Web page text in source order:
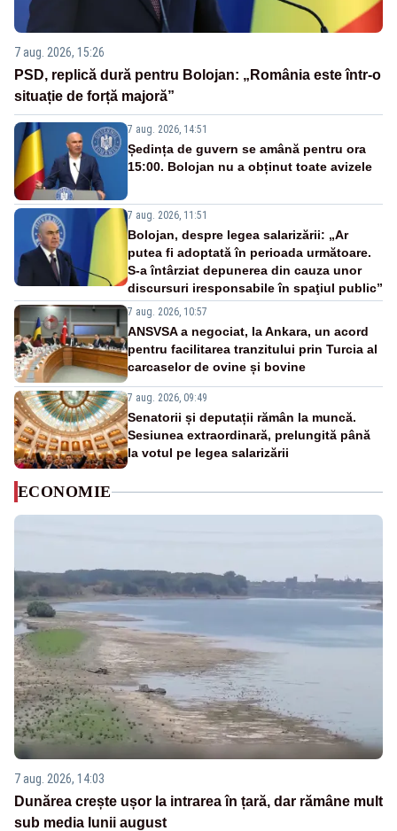
7 aug. 2026, 15:26
PSD, replică dură pentru Bolojan: „România este într-o
situație de forță majoră”
7 aug. 2026, 14:51
Ședința de guvern se amână pentru ora
15:00. Bolojan nu a obținut toate avizele
7 aug. 2026, 11:51
Bolojan, despre legea salarizării: „Ar
putea fi adoptată în perioada următoare.
S-a întârziat depunerea din cauza unor
discursuri iresponsabile în spaţiul public”
7 aug. 2026, 10:57
ANSVSA a negociat, la Ankara, un acord
pentru facilitarea tranzitului prin Turcia al
carcaselor de ovine și bovine
7 aug. 2026, 09:49
Senatorii și deputații rămân la muncă.
Sesiunea extraordinară, prelungită până
la votul pe legea salarizării
ECONOMIE
7 aug. 2026, 14:03
Dunărea crește ușor la intrarea în țară, dar rămâne mult
sub media lunii august